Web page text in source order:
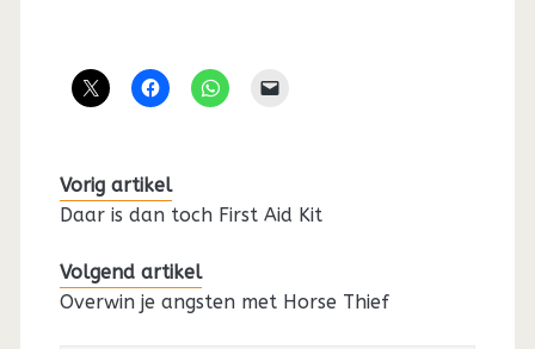
Vorig artikel
Daar is dan toch First Aid Kit
Volgend artikel
Overwin je angsten met Horse Thief